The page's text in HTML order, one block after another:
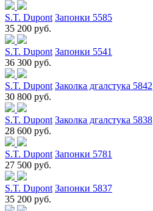
S.T. Dupont Запонки 5585
35 200 руб.
S.T. Dupont Запонки 5541
36 300 руб.
S.T. Dupont Заколка дгалстука 5842
30 800 руб.
S.T. Dupont Заколка дгалстука 5838
28 600 руб.
S.T. Dupont Запонки 5781
27 500 руб.
S.T. Dupont Запонки 5837
35 200 руб.